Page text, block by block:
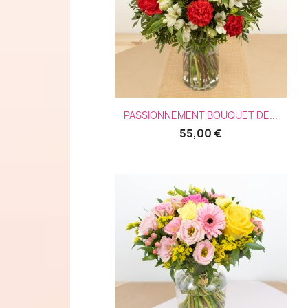
Aperçu rapide
PASSIONNEMENT BOUQUET DE...
55,00 €